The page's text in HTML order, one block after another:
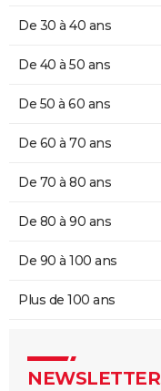
De 30 à 40 ans
De 40 à 50 ans
De 50 à 60 ans
De 60 à 70 ans
De 70 à 80 ans
De 80 à 90 ans
De 90 à 100 ans
Plus de 100 ans